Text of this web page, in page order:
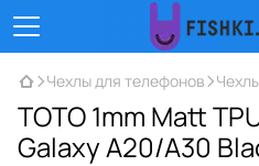
Чехлы для телефонов
TOTO 1mm Matt
Galaxy A20/A30